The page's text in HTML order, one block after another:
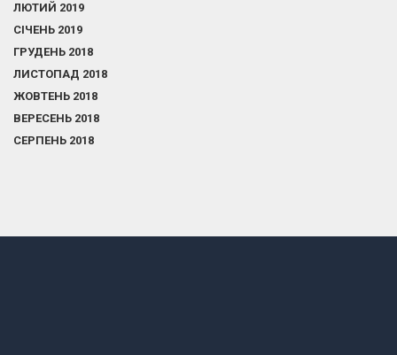
ЛЮТИЙ 2019
СІЧЕНЬ 2019
ГРУДЕНЬ 2018
ЛИСТОПАД 2018
ЖОВТЕНЬ 2018
ВЕРЕСЕНЬ 2018
СЕРПЕНЬ 2018